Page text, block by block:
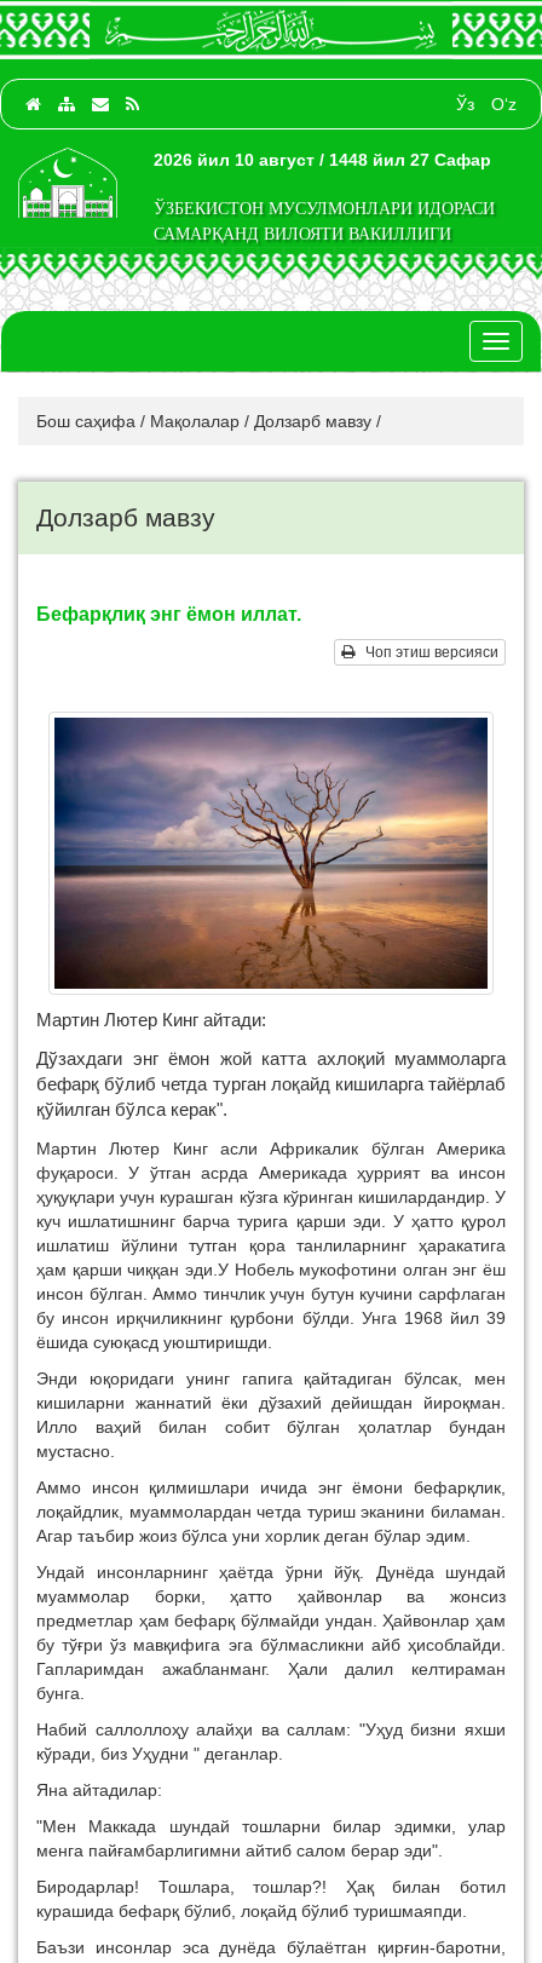
Ўз O‘z
2026 йил 10 август / 1448 йил 27 Сафар
ЎЗБЕКИСТОН МУСУЛМОНЛАРИ ИДОРАСИ
САМАРҚАНД ВИЛОЯТИ ВАКИЛЛИГИ
Бош саҳифа / Мақолалар / Долзарб мавзу /
Долзарб мавзу
Бефарқлиқ энг ёмон иллат.
Чоп этиш версияси
Мартин Лютер Кинг айтади:
Дўзахдаги энг ёмон жой катта ахлоқий муаммоларга
бефарқ бўлиб четда турган лоқайд кишиларга тайёрлаб
қўйилган бўлса керак".
Мартин Лютер Кинг асли Африкалик бўлган Америка
фуқароси. У ўтган асрда Америкада ҳуррият ва инсон
ҳуқуқлари учун курашган кўзга кўринган кишилардандир. У
куч ишлатишнинг барча турига қарши эди. У ҳатто қурол
ишлатиш йўлини тутган қора танлиларнинг ҳаракатига
ҳам қарши чиққан эди.У Нобель мукофотини олган энг ёш
инсон бўлган. Аммо тинчлик учун бутун кучини сарфлаган
бу инсон ирқчиликнинг қурбони бўлди. Унга 1968 йил 39
ёшида суюқасд уюштиришди.
Энди юқоридаги унинг гапига қайтадиган бўлсак, мен
кишиларни жаннатий ёки дўзахий дейишдан йироқман.
Илло ваҳий билан собит бўлган ҳолатлар бундан
мустасно.
Аммо инсон қилмишлари ичида энг ёмони бефарқлик,
лоқайдлик, муаммолардан четда туриш эканини биламан.
Агар таъбир жоиз бўлса уни хорлик деган бўлар эдим.
Ундай инсонларнинг ҳаётда ўрни йўқ. Дунёда шундай
муаммолар борки, ҳатто ҳайвонлар ва жонсиз
предметлар ҳам бефарқ бўлмайди ундан. Ҳайвонлар ҳам
бу тўғри ўз мавқифига эга бўлмасликни айб ҳисоблайди.
Гапларимдан ажабланманг. Ҳали далил келтираман
бунга.
Набий саллоллоҳу алайҳи ва саллам: "Уҳуд бизни яхши
кўради, биз Уҳудни " деганлар.
Яна айтадилар:
"Мен Маккада шундай тошларни билар эдимки, улар
менга пайғамбарлигимни айтиб салом берар эди".
Биродарлар! Тошлара, тошлар?! Ҳақ билан ботил
курашида бефарқ бўлиб, лоқайд бўлиб туришмаяпди.
Баъзи инсонлар эса дунёда бўлаётган қирғин-баротни,